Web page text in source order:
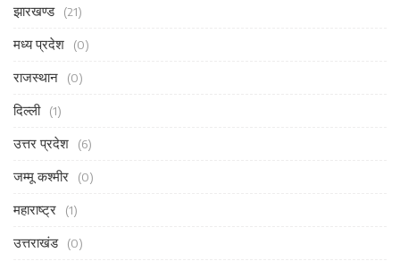
झारखण्ड (21)
मध्य प्रदेश (0)
राजस्थान (0)
दिल्ली (1)
उत्तर प्रदेश (6)
जम्मू कश्मीर (0)
महाराष्ट्र (1)
उत्तराखंड (0)